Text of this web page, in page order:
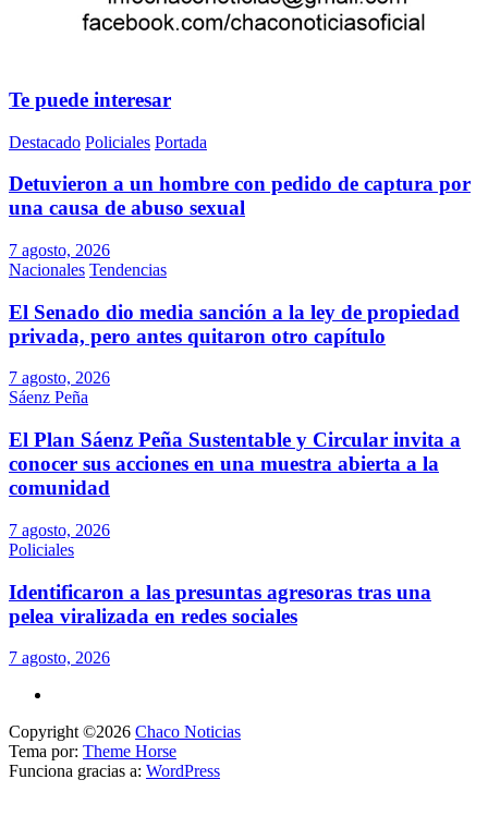
Te puede interesar
Destacado Policiales Portada
Detuvieron a un hombre con pedido de captura por
una causa de abuso sexual
7 agosto, 2026
Nacionales Tendencias
El Senado dio media sanción a la ley de propiedad
privada, pero antes quitaron otro capítulo
7 agosto, 2026
Sáenz Peña
El Plan Sáenz Peña Sustentable y Circular invita a
conocer sus acciones en una muestra abierta a la
comunidad
7 agosto, 2026
Policiales
Identificaron a las presuntas agresoras tras una
pelea viralizada en redes sociales
7 agosto, 2026
Copyright ©2026 Chaco Noticias
Tema por: Theme Horse
Funciona gracias a: WordPress